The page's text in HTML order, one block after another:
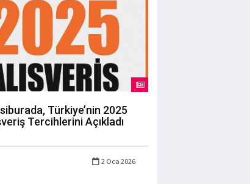
Türkiye’nin 2025
Tercihlerini Açıkladı
2 Oca 2026